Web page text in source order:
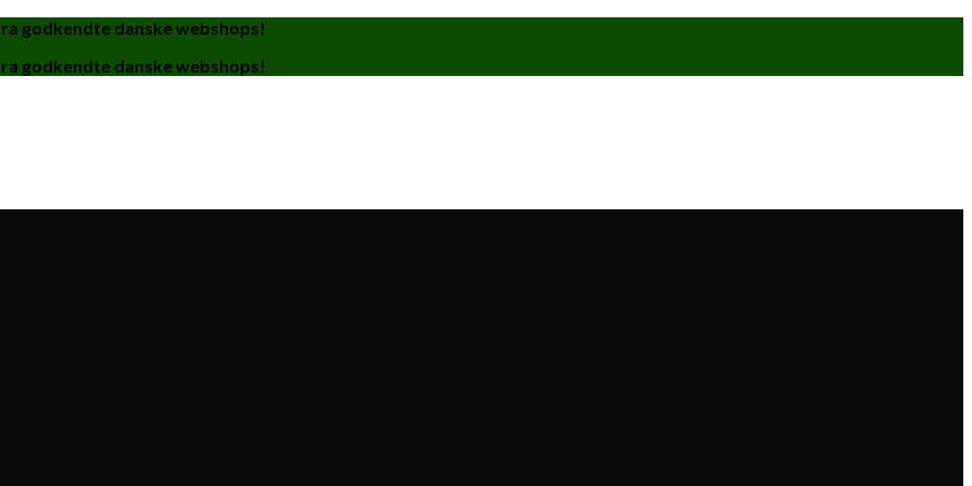
godkendte danske webshops!
godkendte danske webshops!